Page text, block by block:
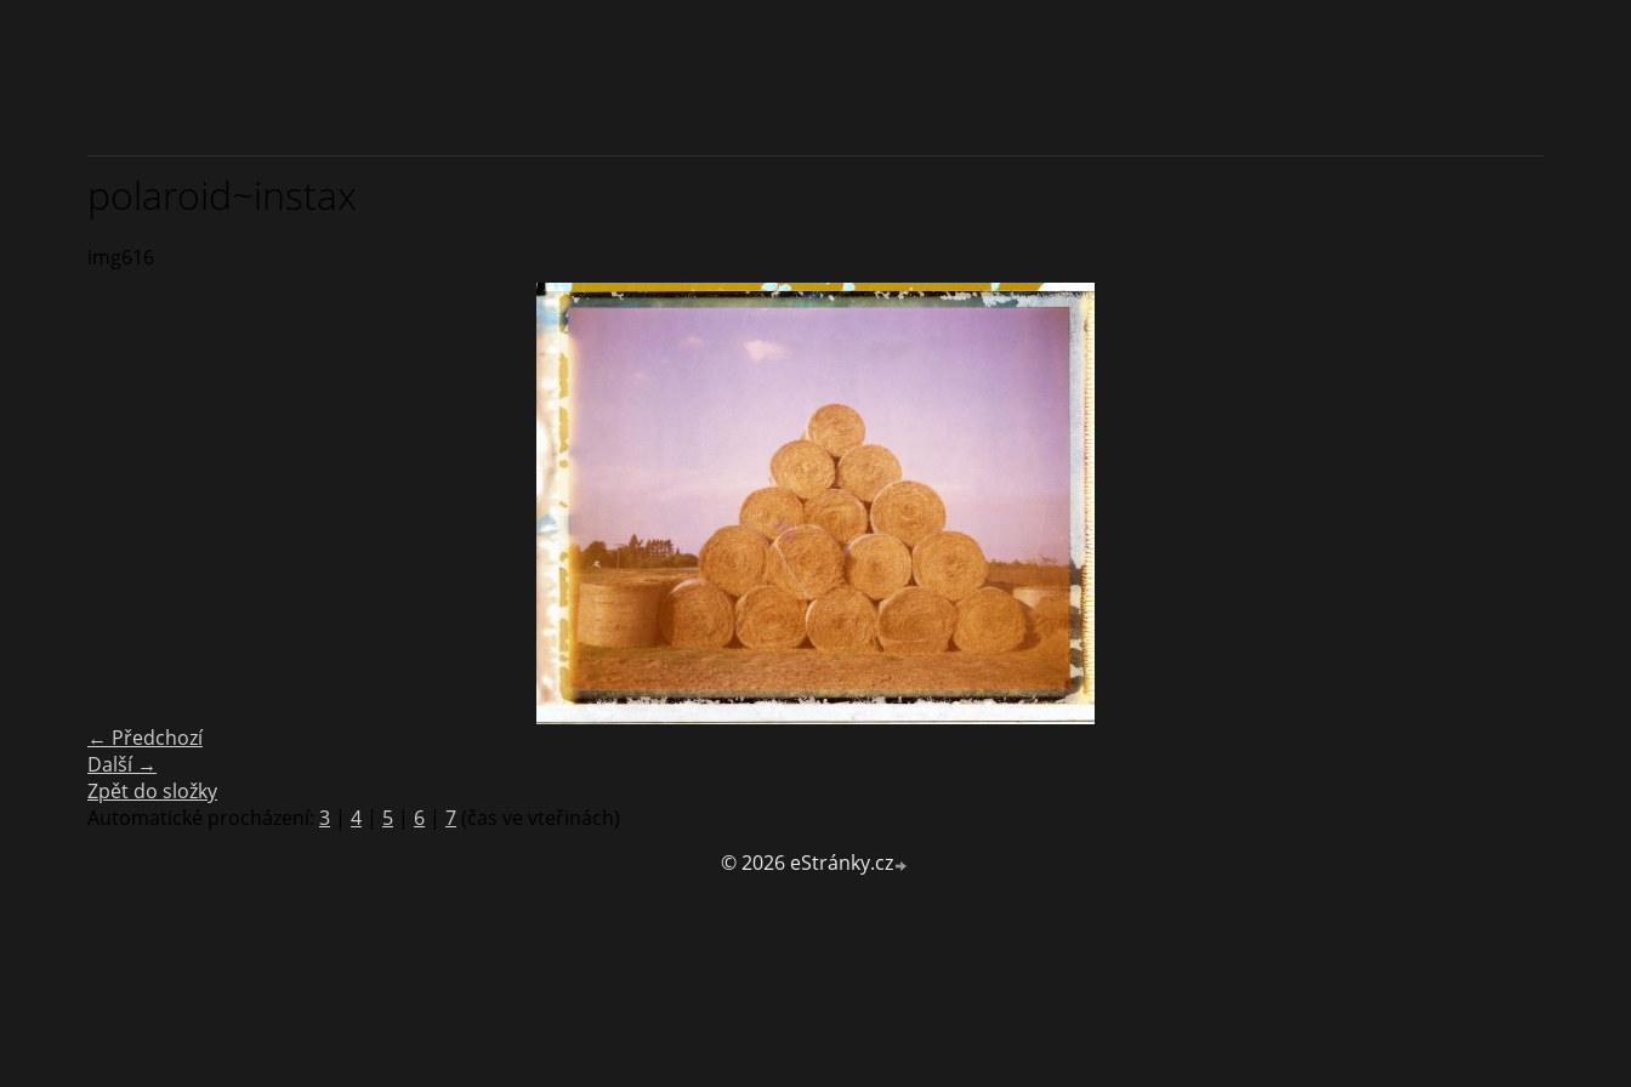
polaroid~instax
img616
← Předchozí
Další →
Zpět do složky
Automatické procházení: 3 | 4 | 5 | 6 | 7 (čas ve vteřinách)
© 2026 eStránky.cz